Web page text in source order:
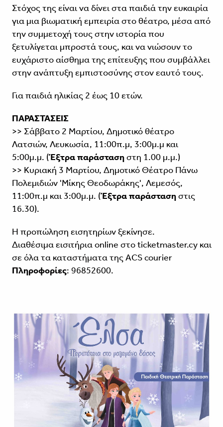
Στόχος της είναι να δίνει στα παιδιά την ευκαιρία
για μια βιωματική εμπειρία στο θέατρο, μέσα από
την συμμετοχή τους στην ιστορία που
ξετυλίγεται μπροστά τους, και να νιώσουν το
ευχάριστο αίσθημα της επίτευξης που συμβάλλει
στην ανάπτυξη εμπιστοσύνης στον εαυτό τους.
Για παιδιά ηλικίας 2 έως 10 ετών.
ΠΑΡΑΣΤΑΣΕΙΣ
>> Σάββατο 2 Μαρτίου, Δημοτικό θέατρο
Λατσιών, Λευκωσία, 11:00π.μ, 3:00μ.μ και
5:00μ.μ. (Έξτρα παράστασηστη 1.00 μ.μ.)
>> Κυριακή 3 Μαρτίου, Δημοτικό Θέατρο Πάνω
Πολεμιδιών 'Μίκης Θεοδωράκης', Λεμεσός,
11:00π.μ και 3:00μ.μ. (Έξτρα παράστασηστις
16.30).
Η προπώληση εισητηρίων ξεκίνησε.
Διαθέσιμα εισιτήρια online στοticketmaster.cyκαι
σε όλα τα καταστήματα της ACS courier
Πληροφορίες: 96852600.